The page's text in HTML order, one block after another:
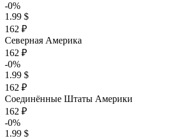
-0%
1.99 $
162 ₽
Северная Америка
162 ₽
-0%
1.99 $
162 ₽
Соединённые Штаты Америки
162 ₽
-0%
1.99 $